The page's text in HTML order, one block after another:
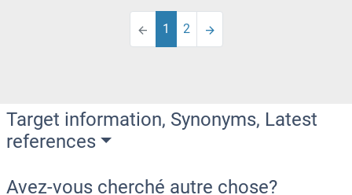
1 2
Target information, Synonyms, Latest
references
Avez-vous cherché autre chose?